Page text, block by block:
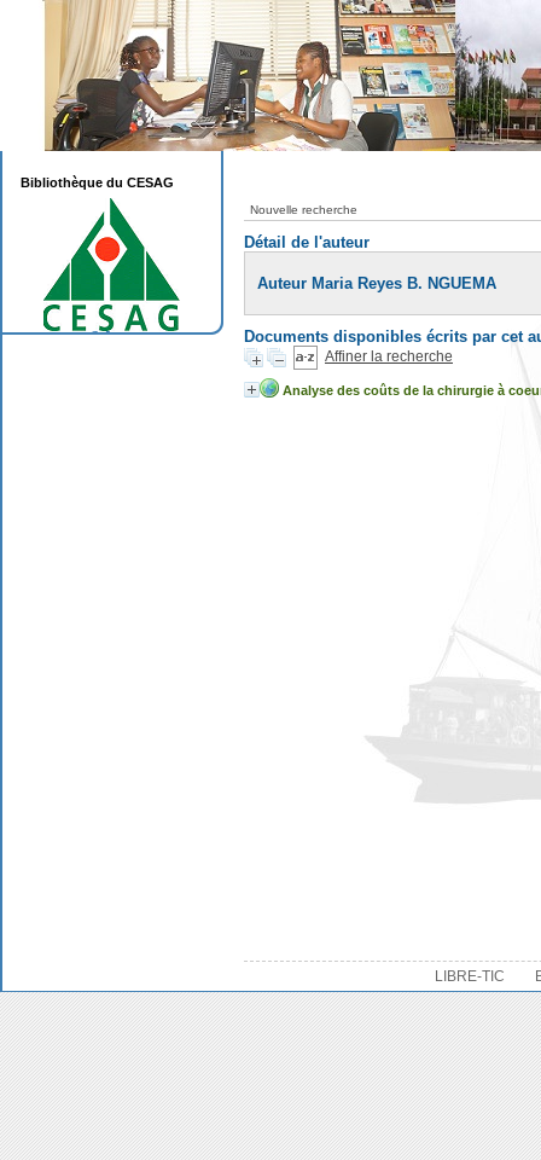
Nouvelle recherche
Détail de l'auteur
Auteur Maria Reyes B. NGUEMA
Documents disponibles écrits par cet
Affiner la recherche
Analyse des coûts de la chirurgie à
LIBRE-TIC
Bibliothèque du CESAG